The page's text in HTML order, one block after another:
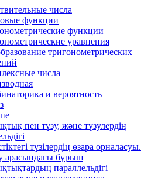
числа
функции
функции
уравнения
тригонометрических
числа
и вероятность
пен түзу, және түзулердің
түзілердің өзара орналасуы.
арасындағы бұрыш
параллельдігі